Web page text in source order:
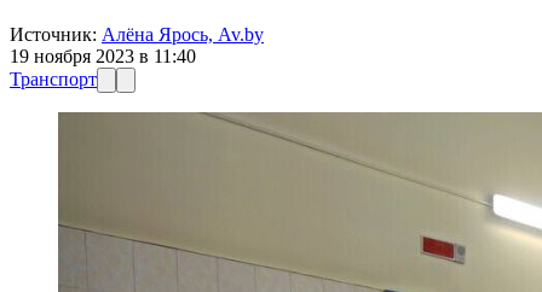
Источник: Алёна Ярось, Av.by
19 ноября 2023 в 11:40
Транспорт